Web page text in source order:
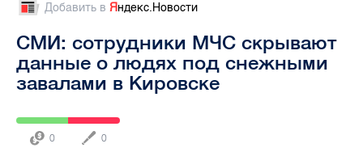
Добавить в Яндекс.Новости
СМИ: сотрудники МЧС скрывают
данные о людях под снежными
завалами в Кировске
0 0